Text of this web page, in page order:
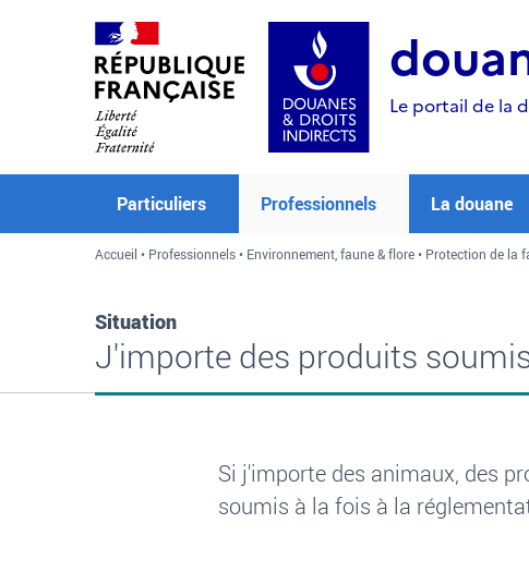
Le portail de la
Particuliers Professionnels La douane
Accueil Professionnels Environnement, faune & flore Protection de la
Situation
J'importe des produits
Si j'importe des animaux, des
soumis à la fois à la